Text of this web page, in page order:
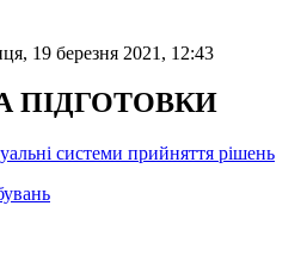
19 березня 2021, 12:43
ПІДГОТОВКИ
системи прийняття рішень